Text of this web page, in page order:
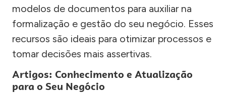
modelos de documentos para auxiliar na
formalização e gestão do seu negócio. Esses
recursos são ideais para otimizar processos e
tomar decisões mais assertivas.
Artigos: Conhecimento e Atualização
para o Seu Negócio